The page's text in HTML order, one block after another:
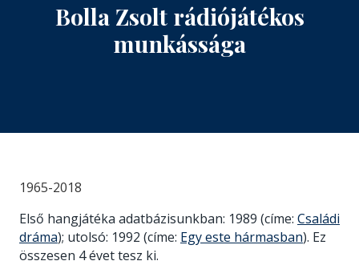
Bolla Zsolt rádiójátékos
munkássága
1965-2018
Első hangjátéka adatbázisunkban: 1989 (címe: Családi
dráma); utolsó: 1992 (címe: Egy este hármasban). Ez
összesen 4 évet tesz ki.